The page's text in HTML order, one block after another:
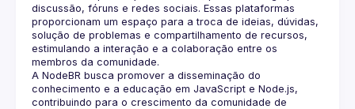
discussão, fóruns e redes sociais. Essas plataformas
proporcionam um espaço para a troca de ideias, dúvidas,
solução de problemas e compartilhamento de recursos,
estimulando a interação e a colaboração entre os
A NodeBR busca promover a disseminação do
conhecimento e a educação em JavaScript e Node.js,
contribuindo para o crescimento da comunidade de